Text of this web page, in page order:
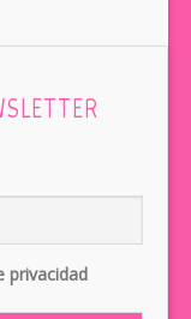
privacidad